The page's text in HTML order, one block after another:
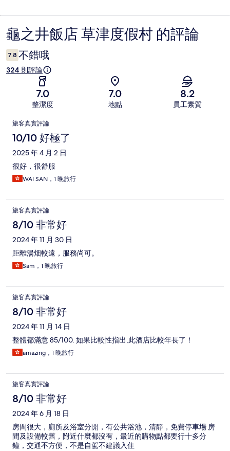
評
論
龜之井飯店 草津度假村 的評論
7.8 不錯哦
324 則評論
7.0
整潔度
7.0
地點
8.2
員工素質
評
論
旅客真實評論
10/10 好極了
2025 年 4 月 2 日
很好，很舒服
WAI SAN，1 晚旅行
旅客真實評論
8/10 非常好
2024 年 11 月 30 日
距離湯畑較遠，服務尚可。
Sam，1 晚旅行
旅客真實評論
8/10 非常好
2024 年 11 月 14 日
整體都滿意 85/100. 如果比較性指出,此酒店比較年長了！
amazing，1 晚旅行
旅客真實評論
8/10 非常好
2024 年 6 月 18 日
房間很大，廁所及浴室分開，有公共浴池，清靜，免費停車場 房
間及設備較舊，附近什麼都沒有，最近的購物點都要行十多分
鐘，交通不方便，不是自駕不建議入住